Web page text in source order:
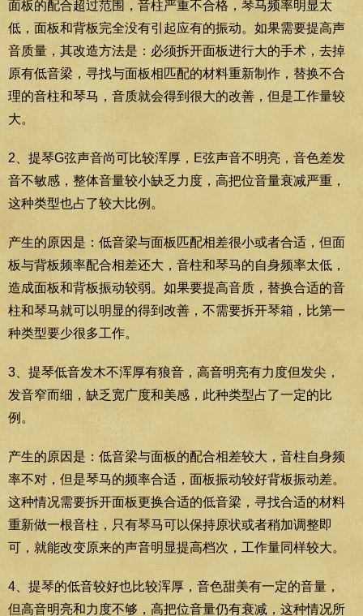
面板的配合超过范围，音柱严重不合格，琴马频率明显太
低，面板和背板完全没有引起应有的振动。如果需要提高声
音质量，其改造方法是：必须拆开面板进行大的手术，去掉
原有低音梁，寻找与面板相匹配的材料重新制作，替换不合
理的音柱和琴马，音质就会得到很大的改善，但是工作量较
大。
2、提琴G弦声音尚可比较浑厚，E弦声音不明亮，音色差发
音不敏感，整体音量较小缺乏力度，高把位音量衰减严重，
这种类型也占了较大比例。
产生的原因是：低音梁与面板匹配相差很小或者合适，但面
板与背板频率配合相差还大，音柱和琴马的自身频率太低，
造成面板和背板振动较弱。如果要提高音质，替换合适的音
柱和琴马就可以明显的得到改善，不需要拆开琴箱，比第一
种类型要少很多工作。
3、提琴低音发木不浑厚有狼音，高音明亮有力度但发尖，
发音窄而细，缺乏宽广度和美感，此种类型占了一定的比
例。
产生的原因是：低音梁与面板的配合相差较大，音柱自身频
率不对，但是琴马的频率合适，面板振动较好背板振动差。
这种情况需要拆开面板更换合适的低音梁，寻找合适的材料
重新做一根音柱，只有琴马可以保持原状或者稍加调整即
可，就能改变原来的声音明显提高档次，工作量同样较大。
4、提琴的低音较好也比较浑厚，音色甜美有一定的音量，
但高音明亮和力度不够，高把位音量仍有衰减，这种情况所